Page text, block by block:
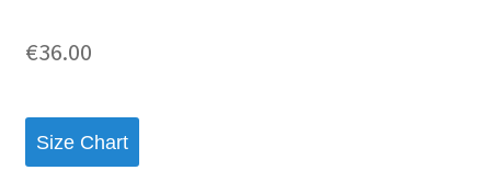
€36.00
Size Chart